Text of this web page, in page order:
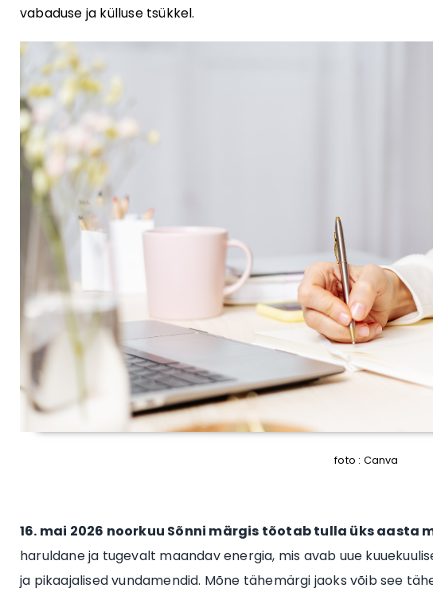
vabaduse ja külluse tsükkel.
foto : Canva
16. mai 2026 noorkuu Sõnni märgis tõotab tulla üks aasta
haruldane ja tugevalt maandav energia, mis avab uue
ja pikaajalised vundamendid. Mõne tähemärgi jaoks võib see